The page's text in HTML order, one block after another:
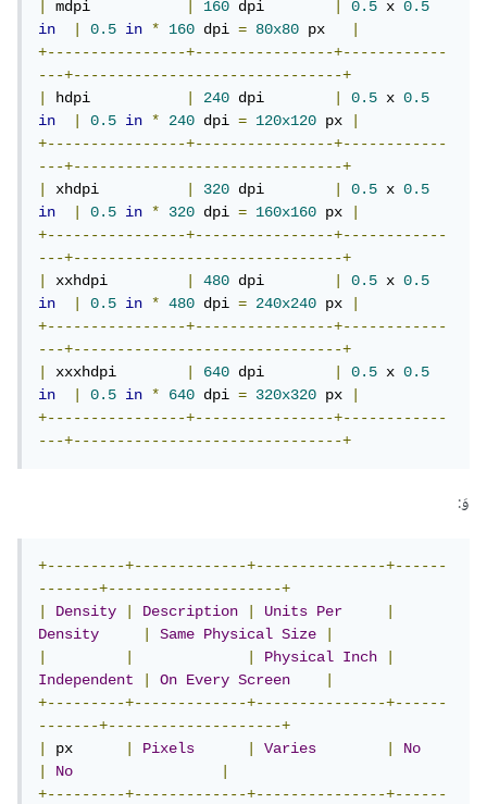
mdpi 160 dpi 0.5 x 0.5
in
0.5 in * 160 dpi = 80x80 px
+----------------+----------------+------------
---+-------------------------------+
hdpi 240 dpi 0.5 x 0.5
in
0.5 in * 240 dpi = 120x120 px
+----------------+----------------+------------
---+-------------------------------+
xhdpi 320 dpi 0.5 x 0.5
in
0.5 in * 320 dpi = 160x160 px
+----------------+----------------+------------
---+-------------------------------+
xxhdpi 480 dpi 0.5 x 0.5
in
0.5 in * 480 dpi = 240x240 px
+----------------+----------------+------------
---+-------------------------------+
xxxhdpi 640 dpi 0.5 x 0.5
in
0.5 in * 640 dpi = 320x320 px
+----------------+----------------+------------
---+-------------------------------+
وَ:
+---------+-------------+---------------+------
-------+--------------------+
Density Description Units Per
Density
Same Physical Size
Physical Inch
Independent
On Every Screen
+---------+-------------+---------------+------
-------+--------------------+
px Pixels Varies
No
No
+---------+-------------+---------------+------